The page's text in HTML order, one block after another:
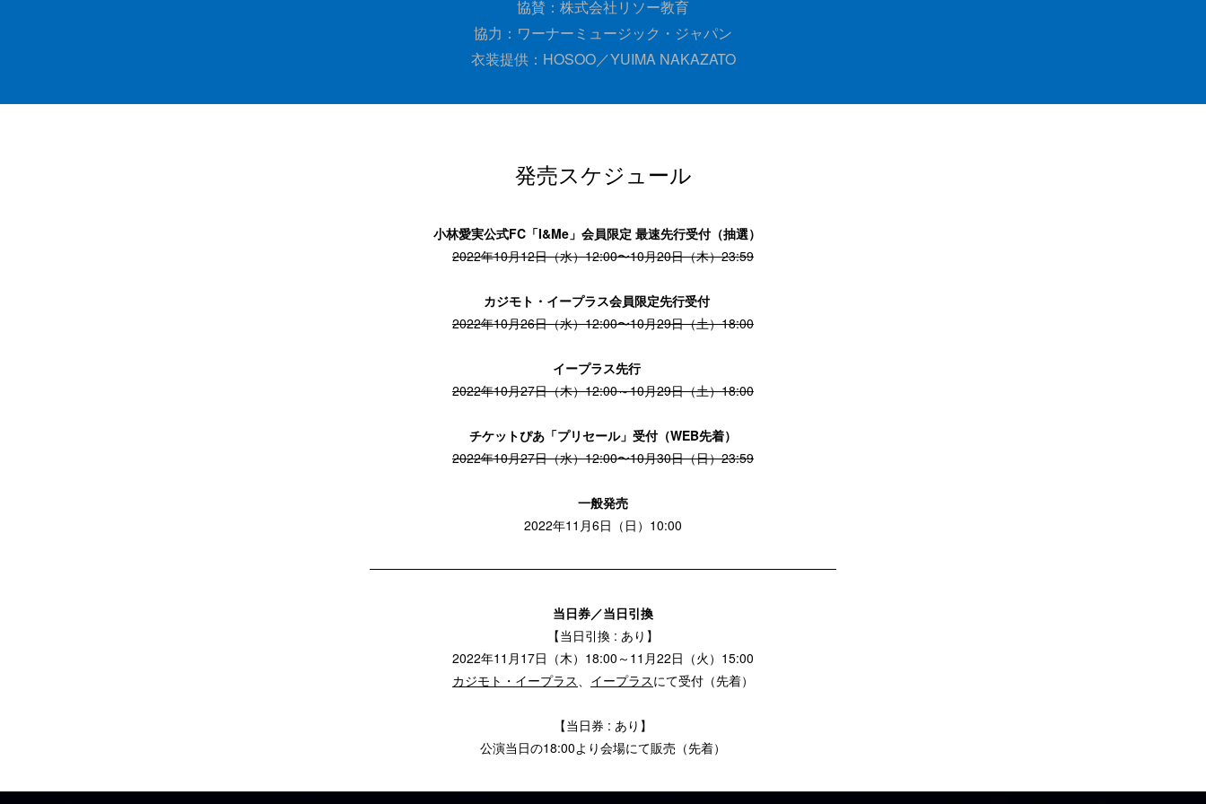
協賛：株式会社リソー教育
協力：ワーナーミュージック・ジャパン
衣装提供：HOSOO／YUIMA NAKAZATO
発売スケジュール
小林愛実公式FC「I&Me」会員限定 最速先行受付（抽選）
2022年10月12日（水）12:00〜10月20日（木）23:59
カジモト・イープラス会員限定先行受付
2022年10月26日（水）12:00〜10月29日（土）18:00
イープラス先行
2022年10月27日（木）12:00～10月29日（土）18:00
チケットぴあ「プリセール」受付（WEB先着）
2022年10月27日（水）12:00〜10月30日（日）23:59
一般発売
2022年11月6日（日）10:00
当日券／当日引換
【当日引換 : あり】
2022年11月17日（木）18:00～11月22日（火）15:00
カジモト・イープラス
イープラスにて受付（先着）
【当日券 : あり】
公演当日の18:00より会場にて販売（先着）